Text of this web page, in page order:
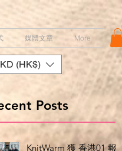
媒體文章 More
(HK$)
Posts
KnitWarm 獲 香港01 報